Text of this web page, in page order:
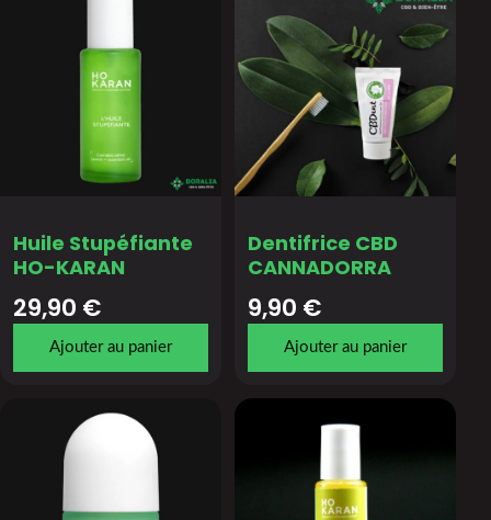
Huile Stupéfiante
HO-KARAN
29,90 €
Ajouter au panier
Dentifrice CBD
CANNADORRA
9,90 €
Ajouter au panier